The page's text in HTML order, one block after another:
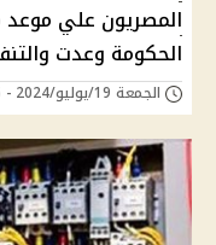
المصريون علي موعد
الحكومة وعدت
الجمعة 19/يوليو/2024 - 01:26 م